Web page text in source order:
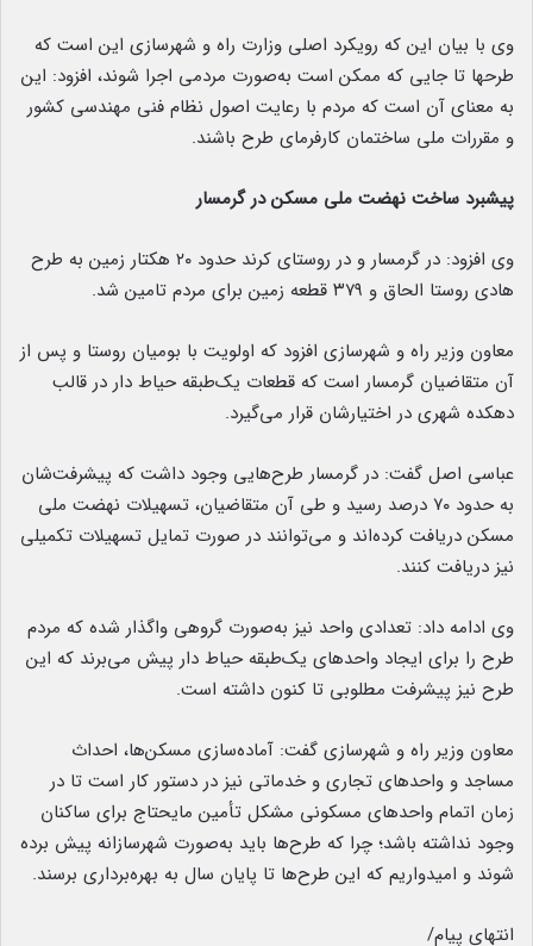
وی با بیان این که رویکرد اصلی وزارت راه و شهرسازی این است که
طرحها تا جایی که ممکن است به‌صورت مردمی اجرا شوند، افزود: این
به معنای آن است که مردم با رعایت اصول نظام فنی مهندسی کشور
و مقررات ملی ساختمان کارفرمای طرح باشند.
پیشبرد ساخت نهضت ملی مسکن در گرمسار
وی افزود: در گرمسار و در روستای کرند حدود ۲۰ هکتار زمین به طرح
هادی روستا الحاق و ۳۷۹ قطعه زمین برای مردم تامین شد.
معاون وزیر راه و شهرسازی افزود که اولویت با بومیان روستا و پس از
آن متقاضیان گرمسار است که قطعات یک‌طبقه حیاط‌ ‌دار در قالب
دهکده شهری در اختیارشان قرار می‌گیرد.
عباسی اصل گفت: در گرمسار طرح‌هایی وجود داشت که پیشرفت‌شان
به حدود ۷۰ درصد رسید و طی آن متقاضیان، تسهیلات نهضت ملی
مسکن دریافت کرده‌اند و می‌توانند در صورت تمایل تسهیلات تکمیلی
نیز دریافت کنند.
وی ادامه داد: تعدادی واحد نیز به‌صورت گروهی واگذار شده که مردم
طرح را برای ایجاد واحدهای یک‌طبقه حیاط ‌دار پیش می‌برند که این
طرح نیز پیشرفت مطلوبی تا کنون داشته است.
معاون وزیر راه و شهرسازی گفت: آماده‌سازی مسکن‌ها، احداث
مساجد و واحدهای تجاری و خدماتی نیز در دستور کار است تا در
زمان اتمام واحدهای مسکونی مشکل تأمین مایحتاج برای ساکنان
وجود نداشته باشد؛ چرا که طرح‌ها باید به‌صورت شهرسازانه پیش برده
شوند و امیدواریم که این طرح‌ها تا پایان سال به بهره‌برداری برسند.
انتهای پیام/